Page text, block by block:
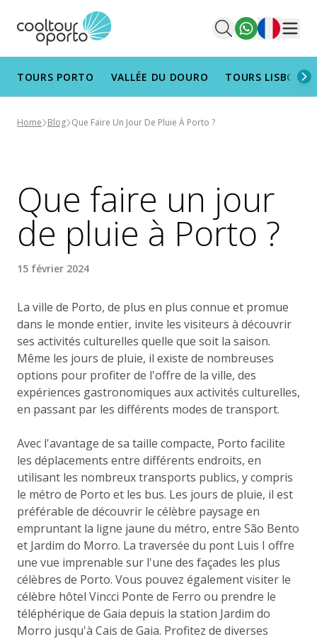
Français
TOURS PORTO VALLÉE DU DOURO TOURS
Home Blog Que Faire Un Jour De Pluie À Porto ?
Que faire un jour
de pluie à Porto ?
15 février 2024
La ville de Porto, de plus en plus connue et promue
dans le monde entier, invite les visiteurs à découvrir
ses activités culturelles quelle que soit la saison.
Même les jours de pluie, il existe de nombreuses
options pour profiter de l'offre de la ville, des
expériences gastronomiques aux activités culturelles,
en passant par les différents modes de transport.
Avec l'avantage de sa taille compacte, Porto facilite
les déplacements entre différents endroits, en
utilisant les nombreux transports publics, y compris
le métro de Porto et les bus. Les jours de pluie, il est
préférable de découvrir le célèbre paysage en
empruntant la ligne jaune du métro, entre São Bento
et Jardim do Morro. La traversée du pont Luis I offre
une vue imprenable sur l'une des façades les plus
célèbres de Porto. Vous pouvez également visiter le
célèbre hôtel Vincci Ponte de Ferro ou prendre le
téléphérique de Gaia depuis la station Jardim do
Morro jusqu'à Cais de Gaia. Profitez de diverses